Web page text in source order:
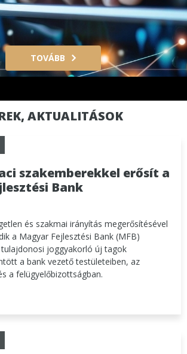
TOVÁBB
AKTUALITÁSOK
szakemberekkel erősít a
Bank
és szakmai irányítás megerősítésével
a Magyar Fejlesztési Bank (MFB)
joggyakorló új tagok
a bank vezető testületeiben, az
a felügyelőbizottságban.